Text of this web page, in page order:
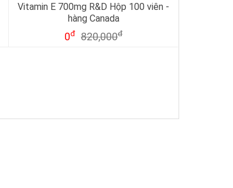
Vitamin E 700mg R&D Hộp 100 viên -
hàng Canada
0đ 820,000đ